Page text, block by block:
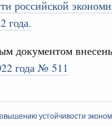
российской
года.
документом
года № 511
устойчивости
двум
р
и ликвидация их
и Чечне на